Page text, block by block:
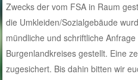
Zwecks der vom FSA in Raum
die Umkleiden/Sozialgebäude
mündliche und schriftliche
Burgenlandkreises gestellt. Eine
zugesichert. Bis dahin bitten wir